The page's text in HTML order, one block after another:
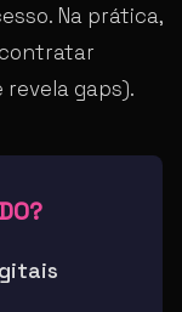
Na prática,
revela gaps).